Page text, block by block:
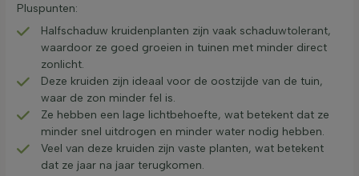
Pluspunten:
Halfschaduw kruidenplanten zijn vaak schaduwtolerant,
waardoor ze goed groeien in tuinen met minder direct
zonlicht.
Deze kruiden zijn ideaal voor de oostzijde van de tuin,
waar de zon minder fel is.
Ze hebben een lage lichtbehoefte, wat betekent dat ze
minder snel uitdrogen en minder water nodig hebben.
Veel van deze kruiden zijn vaste planten, wat betekent
dat ze jaar na jaar terugkomen.